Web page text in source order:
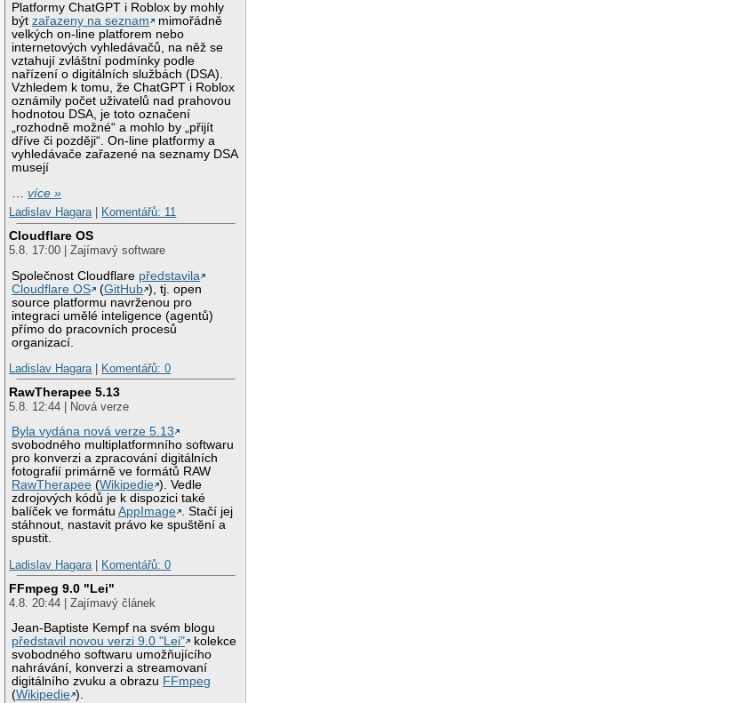
Platformy ChatGPT i Roblox by mohly
býtzařazeny na seznam
mimořádně
velkých on-line platforem nebo
internetových vyhledávačů, na něž se
vztahují zvláštní podmínky podle
nařízení o digitálních službách (DSA).
Vzhledem k tomu, že ChatGPT i Roblox
oznámily počet uživatelů nad prahovou
hodnotou DSA, je toto označení
„rozhodně možné“ a mohlo by „přijít
dříve či později“. On-line platformy a
vyhledávače zařazené na seznamy DSA
musejí
…více »
Ladislav Hagara| Komentářů: 11
Cloudflare OS
5.8. 17:00 | Zajímavý software
Společnost Cloudflare představila
Cloudflare OS
(GitHub ), tj. open
source platformu navrženou pro
integraci umělé inteligence (agentů)
přímo do pracovních procesů
organizací.
Ladislav Hagara| Komentářů: 0
RawTherapee 5.13
5.8. 12:44 | Nová verze
Byla vydána nová verze 5.13
svobodného multiplatformního softwaru
pro konverzi a zpracování digitálních
fotografií primárně ve formátů RAW
RawTherapee (Wikipedie ). Vedle
zdrojových kódů je k dispozici také
balíček ve formátuAppImage . Stačí jej
stáhnout, nastavit právo ke spuštění a
spustit.
Ladislav Hagara| Komentářů: 0
FFmpeg 9.0 "Lei"
4.8. 20:44 | Zajímavý článek
Jean-Baptiste Kempf na svém blogu
představil novou verzi 9.0 "Lei"
kolekce
svobodného softwaru umožňujícího
nahrávání, konverzi a streamovaní
digitálního zvuku a obrazu FFmpeg
(Wikipedie ).